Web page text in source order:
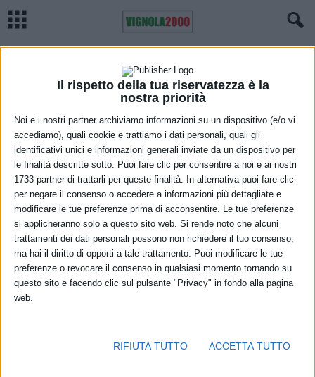
Il rispetto della tua riservatezza è la
nostra priorità
Noi e i nostri partner archiviamo informazioni su un dispositivo (e/o vi
accediamo), quali cookie e trattiamo i dati personali, quali gli
identificativi unici e informazioni generali inviate da un dispositivo per
le finalità descritte sotto. Puoi fare clic per consentire a noi e ai nostri
1733 partner di trattarli per queste finalità. In alternativa puoi fare clic
per negare il consenso o accedere a informazioni più dettagliate e
modificare le tue preferenze prima di acconsentire. Le tue preferenze
si applicheranno solo a questo sito web. Si rende noto che alcuni
trattamenti dei dati personali possono non richiedere il tuo consenso,
ma hai il diritto di opporti a tale trattamento. Puoi modificare le tue
preferenze o revocare il consenso in qualsiasi momento tornando su
questo sito e facendo clic sul pulsante "Privacy" in fondo alla pagina
web.
RIFIUTA TUTTO ACCETTA TUTTO
Home Video pillole
Puglia, Leuzzi “Con ‘Granello d’Oro’ promuoviamo best practice
Puglia, Leuzzi “Con ‘Granello d’Oro’
promuoviamo best practice nostre
spiagge”